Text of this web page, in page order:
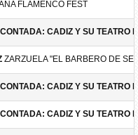
FLAMENCO FEST
CADIZ Y SU TEATRO
ZARZUELA "EL BARBERO DE
CADIZ Y SU TEATRO
CADIZ Y SU TEATRO